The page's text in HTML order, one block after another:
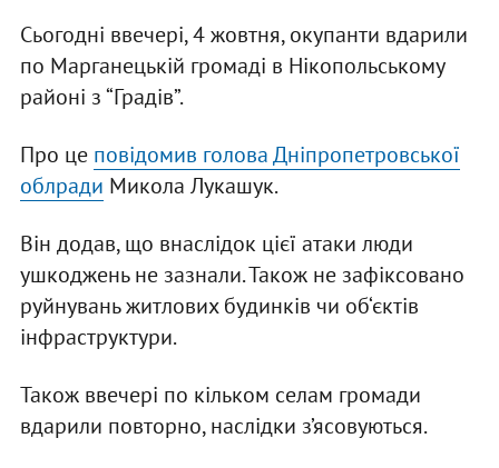
Сьогодні ввечері, 4 жовтня, окупанти вдарили
по Марганецькій громаді в Нікопольському
районі з “Градів”.
Про це повідомив голова Дніпропетровської
облради Микола Лукашук.
Він додав, що внаслідок цієї атаки люди
ушкоджень не зазнали. Також не зафіксовано
руйнувань житлових будинків чи об‘єктів
інфраструктури.
Також ввечері по кільком селам громади
вдарили повторно, наслідки з’ясовуються.